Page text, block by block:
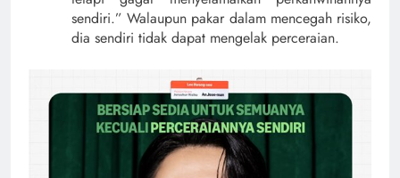
sendiri.” Walaupun pakar dalam mencegah risiko,
dia sendiri tidak dapat mengelak perceraian.